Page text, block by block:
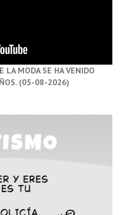
LA MODA SE HA VENIDO
(05-08-2026)